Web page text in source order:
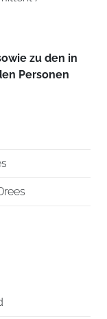
zu den in
Personen